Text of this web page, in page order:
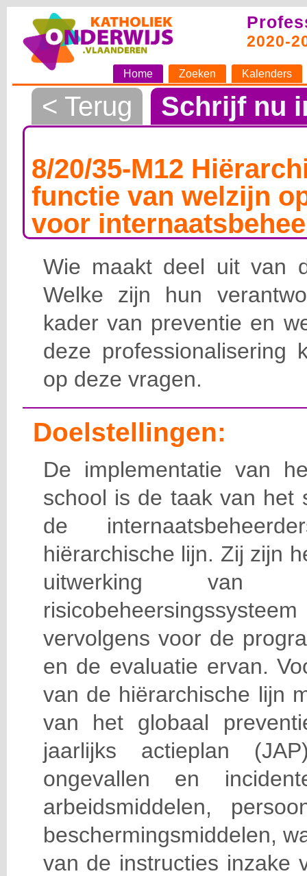
2020-
Home Zoeken Kalenders
< Terug Schrijf nu
8/20/35-M12
functie van welzijn
voor
Wie maakt deel uit van
Welke zijn hun
kader van preventie en
deze professionalisering
op deze vragen.
Doelstellingen:
De implementatie van
school is de taak van het
de
hiërarchische lijn. Zij zijn
uitwerking van
vervolgens voor de
en de evaluatie ervan.
van de hiërarchische lijn
van het globaal
jaarlijks actieplan
ongevallen en
arbeidsmiddelen,
beschermingsmiddelen,
van de instructies inzake